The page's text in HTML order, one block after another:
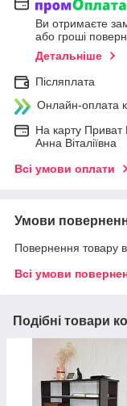
Ви отримаєте
або гроші
Детальніше
Післяплата
Онлайн-оплата
На карту Приват
Анна Віталіївна
Всі умови оплати
Умови
Повернення товару
Всі умови
Подібні товари